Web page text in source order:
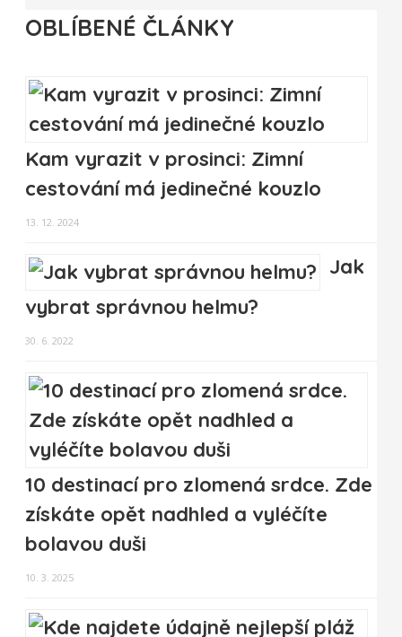
OBLÍBENÉ ČLÁNKY
Kam vyrazit v prosinci: Zimní
cestování má jedinečné kouzlo
13. 12. 2024
Jak
vybrat správnou helmu?
30. 6. 2022
10 destinací pro zlomená srdce. Zde
získáte opět nadhled a vyléčíte
bolavou duši
10. 3. 2025